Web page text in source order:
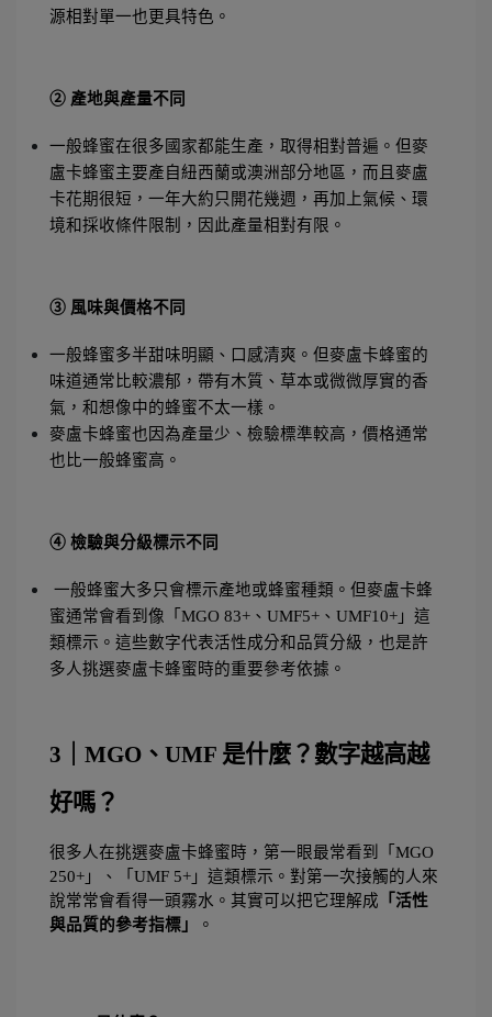
源相對單一也更具特色。
② 產地與產量不同
一般蜂蜜在很多國家都能生產，取得相對普遍。但麥
盧卡蜂蜜主要產自紐西蘭或澳洲部分地區，而且麥盧
卡花期很短，一年大約只開花幾週，再加上氣候、環
境和採收條件限制，因此產量相對有限。
③ 風味與價格不同
一般蜂蜜多半甜味明顯、口感清爽。但麥盧卡蜂蜜的
味道通常比較濃郁，帶有木質、草本或微微厚實的香
氣，和想像中的蜂蜜不太一樣。
麥盧卡蜂蜜也因為產量少、檢驗標準較高，價格通常
也比一般蜂蜜高。
④ 檢驗與分級標示不同
一般蜂蜜大多只會標示產地或蜂蜜種類。但麥盧卡蜂
蜜通常會看到像「MGO 83+、UMF5+、UMF10+」這
類標示。這些數字代表活性成分和品質分級，也是許
多人挑選麥盧卡蜂蜜時的重要參考依據。
3｜MGO、UMF 是什麼？數字越高越
好嗎？
很多人在挑選麥盧卡蜂蜜時，第一眼最常看到「MGO
250+」、「UMF 5+」這類標示。對第一次接觸的人來
說常常會看得一頭霧水。其實可以把它理解成 「活性
與品質的參考指標」
。